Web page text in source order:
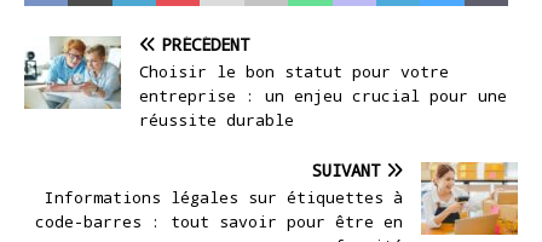
PRÉCÉDENT
Choisir le bon statut pour votre
entreprise : un enjeu crucial pour une
réussite durable
SUIVANT
Informations légales sur étiquettes à
code-barres : tout savoir pour être en